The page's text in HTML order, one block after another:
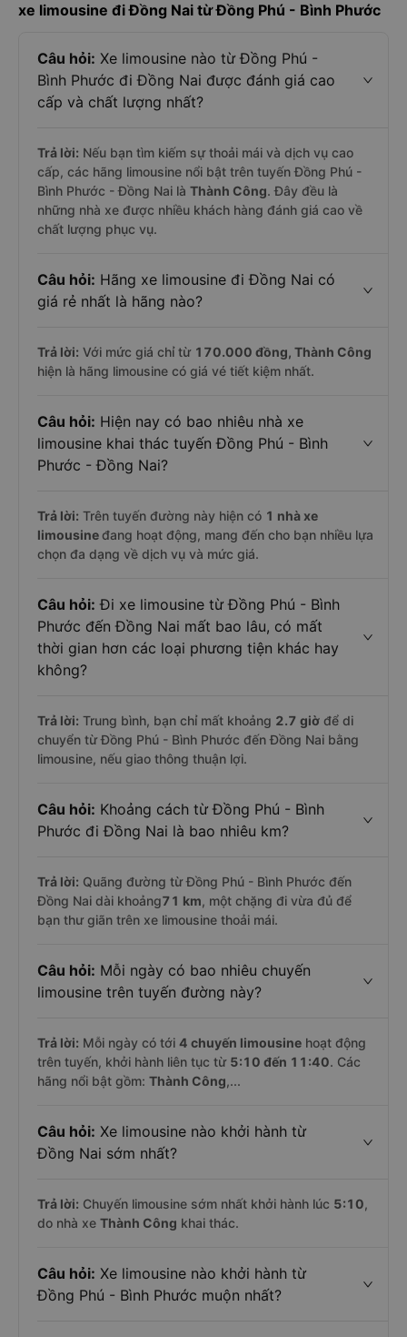
xe limousine đi Đồng Nai từ Đồng Phú - Bình Phước
Câu hỏi: Xe limousine nào từ Đồng Phú -
Bình Phước đi Đồng Nai được đánh giá cao
cấp và chất lượng nhất?
Trả lời: Nếu bạn tìm kiếm sự thoải mái và dịch vụ cao
cấp, các hãng limousine nổi bật trên tuyến Đồng Phú -
Bình Phước - Đồng Nai là Thành Công. Đây đều là
những nhà xe được nhiều khách hàng đánh giá cao về
chất lượng phục vụ.
Câu hỏi: Hãng xe limousine đi Đồng Nai có
giá rẻ nhất là hãng nào?
Trả lời: Với mức giá chỉ từ 170.000 đồng, Thành Công
hiện là hãng limousine có giá vé tiết kiệm nhất.
Câu hỏi: Hiện nay có bao nhiêu nhà xe
limousine khai thác tuyến Đồng Phú - Bình
Phước - Đồng Nai?
Trả lời: Trên tuyến đường này hiện có 1 nhà xe
limousineđang hoạt động, mang đến cho bạn nhiều lựa
chọn đa dạng về dịch vụ và mức giá.
Câu hỏi: Đi xe limousine từ Đồng Phú - Bình
Phước đến Đồng Nai mất bao lâu, có mất
thời gian hơn các loại phương tiện khác hay
không?
Trả lời: Trung bình, bạn chỉ mất khoảng 2.7 giờ để di
chuyển từ Đồng Phú - Bình Phước đến Đồng Nai bằng
limousine, nếu giao thông thuận lợi.
Câu hỏi: Khoảng cách từ Đồng Phú - Bình
Phước đi Đồng Nai là bao nhiêu km?
Trả lời: Quãng đường từ Đồng Phú - Bình Phước đến
Đồng Nai dài khoảng71 km, một chặng đi vừa đủ để
bạn thư giãn trên xe limousine thoải mái.
Câu hỏi: Mỗi ngày có bao nhiêu chuyến
limousine trên tuyến đường này?
Trả lời: Mỗi ngày có tới 4 chuyến limousine hoạt động
trên tuyến, khởi hành liên tục từ 5:10 đến 11:40. Các
hãng nổi bật gồm: Thành Công,...
Câu hỏi: Xe limousine nào khởi hành từ
Đồng Nai sớm nhất?
Trả lời: Chuyến limousine sớm nhất khởi hành lúc 5:10,
do nhà xe Thành Công khai thác.
Câu hỏi: Xe limousine nào khởi hành từ
Đồng Phú - Bình Phước muộn nhất?